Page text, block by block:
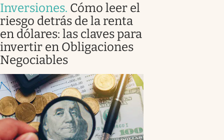
Inversiones. Cómo leer el
riesgo detrás de la renta
en dólares: las claves para
invertir en Obligaciones
Negociables